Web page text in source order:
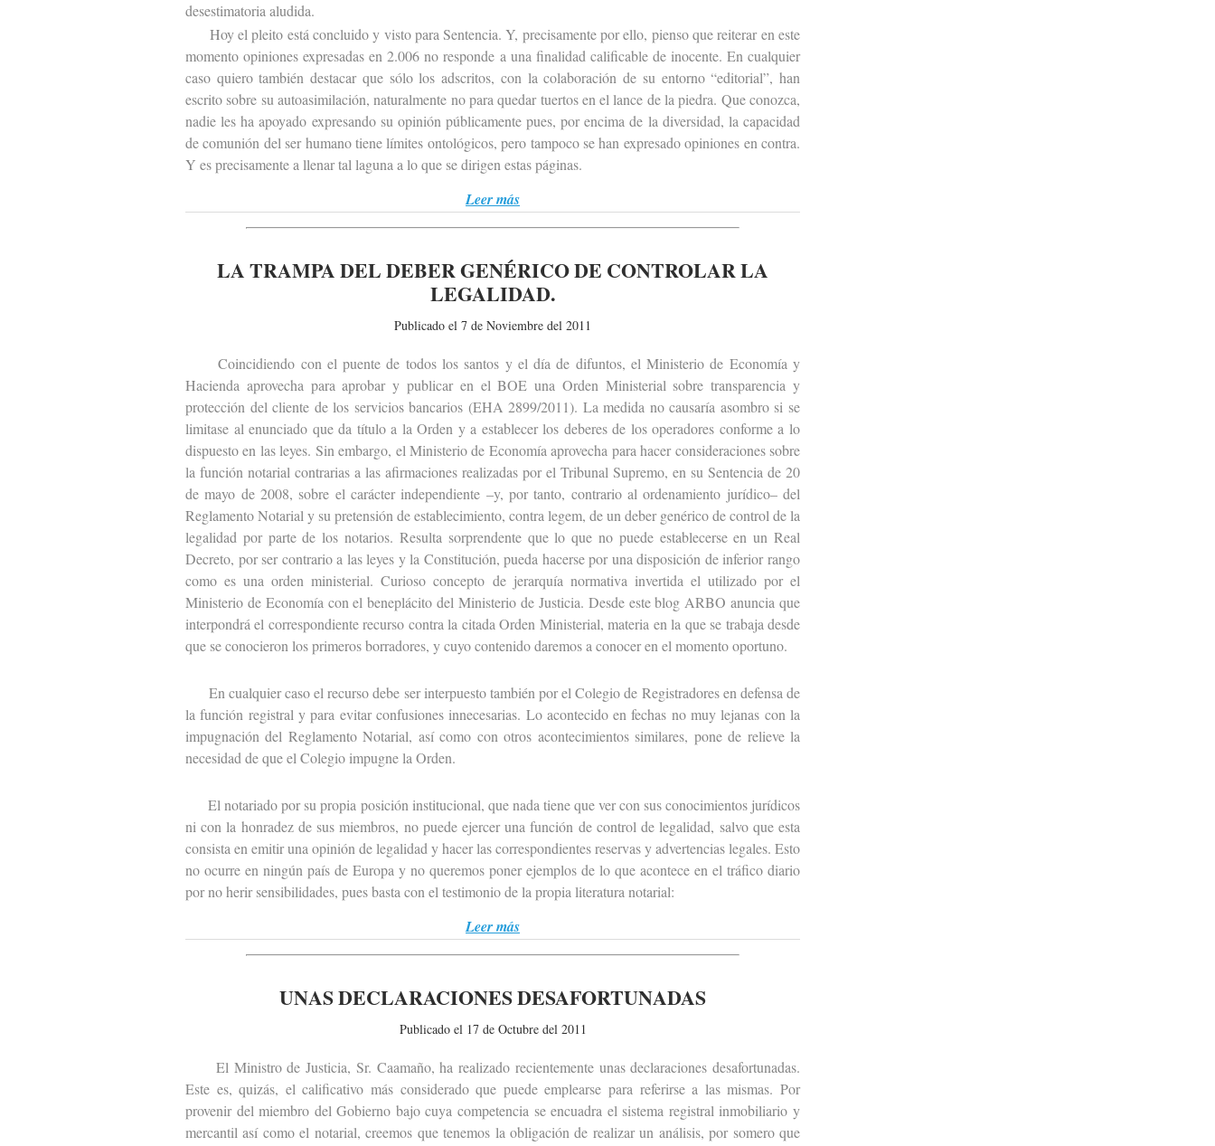
desestimatoria aludida.
Hoy el pleito está concluido y visto para Sentencia. Y, precisamente por ello, pienso que reiterar en este
momento opiniones expresadas en 2.006 no responde a una finalidad calificable de inocente. En cualquier
caso quiero también destacar que sólo los adscritos, con la colaboración de su entorno “editorial”, han
escrito sobre su autoasimilación, naturalmente no para quedar tuertos en el lance de la piedra. Que conozca,
nadie les ha apoyado expresando su opinión públicamente pues, por encima de la diversidad, la capacidad
de comunión del ser humano tiene límites ontológicos, pero tampoco se han expresado opiniones en contra.
Y es precisamente a llenar tal laguna a lo que se dirigen estas páginas.
Leer más
LA TRAMPA DEL DEBER GENÉRICO DE CONTROLAR LA
LEGALIDAD.
Publicado el 7 de Noviembre del 2011
Coincidiendo con el puente de todos los santos y el día de difuntos, el Ministerio de Economía y
Hacienda aprovecha para aprobar y publicar en el BOE una Orden Ministerial sobre transparencia y
protección del cliente de los servicios bancarios (EHA 2899/2011). La medida no causaría asombro si se
limitase al enunciado que da título a la Orden y a establecer los deberes de los operadores conforme a lo
dispuesto en las leyes. Sin embargo, el Ministerio de Economía aprovecha para hacer consideraciones sobre
la función notarial contrarias a las afirmaciones realizadas por el Tribunal Supremo, en su Sentencia de 20
de mayo de 2008, sobre el carácter independiente –y, por tanto, contrario al ordenamiento jurídico– del
Reglamento Notarial y su pretensión de establecimiento, contra legem, de un deber genérico de control de la
legalidad por parte de los notarios. Resulta sorprendente que lo que no puede establecerse en un Real
Decreto, por ser contrario a las leyes y la Constitución, pueda hacerse por una disposición de inferior rango
como es una orden ministerial. Curioso concepto de jerarquía normativa invertida el utilizado por el
Ministerio de Economía con el beneplácito del Ministerio de Justicia. Desde este blog ARBO anuncia que
interpondrá el correspondiente recurso contra la citada Orden Ministerial, materia en la que se trabaja desde
que se conocieron los primeros borradores, y cuyo contenido daremos a conocer en el momento oportuno.
En cualquier caso el recurso debe ser interpuesto también por el Colegio de Registradores en defensa de
la función registral y para evitar confusiones innecesarias. Lo acontecido en fechas no muy lejanas con la
impugnación del Reglamento Notarial, así como con otros acontecimientos similares, pone de relieve la
necesidad de que el Colegio impugne la Orden.
El notariado por su propia posición institucional, que nada tiene que ver con sus conocimientos jurídicos
ni con la honradez de sus miembros, no puede ejercer una función de control de legalidad, salvo que esta
consista en emitir una opinión de legalidad y hacer las correspondientes reservas y advertencias legales. Esto
no ocurre en ningún país de Europa y no queremos poner ejemplos de lo que acontece en el tráfico diario
por no herir sensibilidades, pues basta con el testimonio de la propia literatura notarial:
Leer más
UNAS DECLARACIONES DESAFORTUNADAS
Publicado el 17 de Octubre del 2011
El Ministro de Justicia, Sr. Caamaño, ha realizado recientemente unas declaraciones desafortunadas.
Este es, quizás, el calificativo más considerado que puede emplearse para referirse a las mismas. Por
provenir del miembro del Gobierno bajo cuya competencia se encuadra el sistema registral inmobiliario y
mercantil así como el notarial, creemos que tenemos la obligación de realizar un análisis, por somero que